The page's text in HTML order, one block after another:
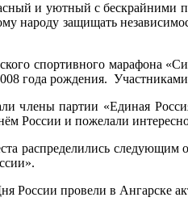
и уютный с бескрайними
народу защищать
спортивного марафона
года рождения.
члены партии «Единая
России и пожелали
распределились
России провели в Ангарске